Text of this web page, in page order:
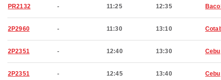
PR2132 - 11:25 12:35
2P2960 - 11:30 13:10
2P2351 - 12:40 13:30 Cebu
2P2351 - 12:45 13:40 Cebu